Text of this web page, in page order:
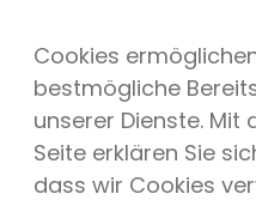
Cookies
bestmögliche
unserer Dienste. Mit
Seite erklären Sie
dass wir Cookies